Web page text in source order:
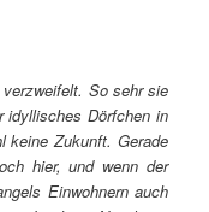
So sehr sie
idyllisches Dörfchen in
keine Zukunft. Gerade
hier, und wenn der
Einwohnern auch